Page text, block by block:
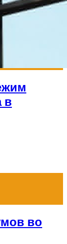
в
во